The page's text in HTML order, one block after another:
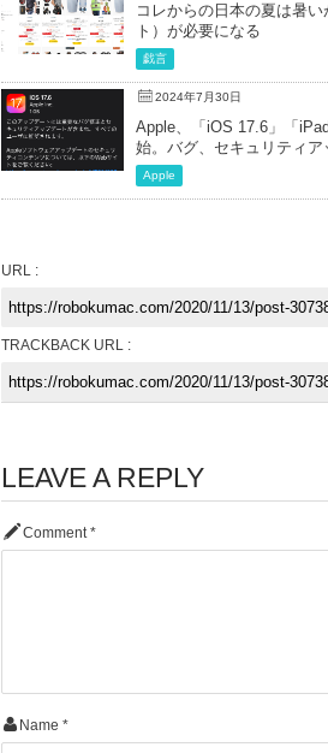
コレからの日本の夏は暑
ト）が必要になる
戯言
2024年7月30日
Apple、「iOS 17.6」「
始。バグ、セキュリティア
Apple
URL :
TRACKBACK URL :
LEAVE A REPLY
Comment *
Name *